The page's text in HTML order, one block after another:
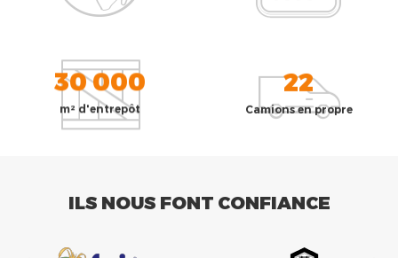
30 000
m² d'entrepôt
22
Camions en propre
ILS NOUS FONT CONFIANCE